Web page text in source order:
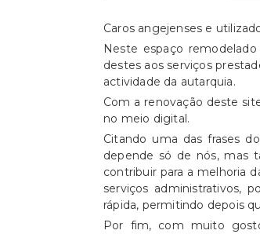
Caros angejenses e
Neste espaço
destes aos serviços
actividade da autarquia.
Com a renovação deste
no meio digital.
Citando uma das frases
depende só de nós, mas
contribuir para a melhoria
serviços administrativos,
rápida, permitindo depois
Por fim, com muito